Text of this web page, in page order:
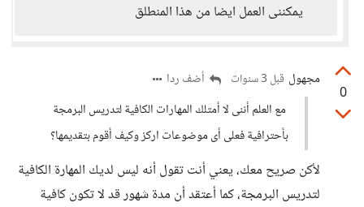
يمكننى العمل ايضا من هذا المنطلق
0
مجهول قبل 3 سنوات
أضف ردا
مع العلم أننى لا أمتلك المهارات الكافية لتدريس البرمجة
بأحترافية فعلى أى موضوعات اركز وكيف أقوم بتقديمها؟
لأكن صريح معك، يعني أنت تقول أنه ليس لديك المهارة الكافية
لتدريس البرمجة، كما أعتقد أن مدة شهور قد لا تكون كافية